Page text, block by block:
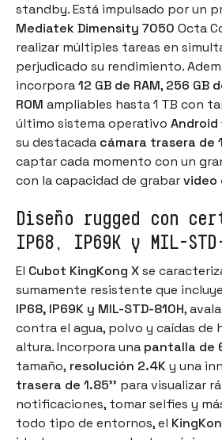
standby. Está impulsado por un
Mediatek Dimensity 7050 Octa
realizar múltiples tareas en
perjudicado su rendimiento.
incorpora12 GB de RAM, 256 GB
ROM ampliables hasta 1 TB con
último sistema operativo Android
su destacada cámara trasera de
captar cada momento con un
con la capacidad de grabarvideo
Diseño rugged con
IP68, IP69K y MIL-
El Cubot KingKong Xse
sumamente resistente que
IP68, IP69K y MIL-STD-810H,
contra el agua, polvo y caídas de
altura. Incorpora una pantalla de
tamaño, resolución 2.4Ky una
trasera de 1.85'' para visualizar
notificaciones, tomar selfies y
todo tipo de entornos, el